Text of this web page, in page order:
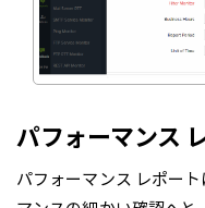
パフォーマンス
パフォーマンス レポー